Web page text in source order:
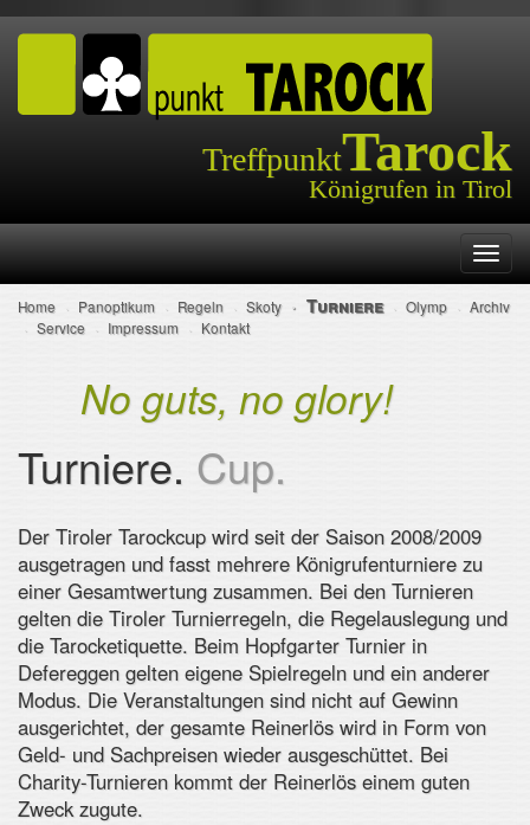
TreffpunktTarock
Königrufen in Tirol
ein-/
Home Panoptikum Regeln Skoty Turniere Olymp
Archiv
Service
Impressum Kontakt
No guts, no glory!
Turniere. Cup.
Der Tiroler Tarockcup wird seit der Saison 2008/2009
ausgetragen und fasst mehrere Königrufenturniere zu
einer Gesamtwertung zusammen. Bei den Turnieren
gelten die Tiroler Turnierregeln, die Regelauslegung und
die Tarocketiquette. Beim Hopfgarter Turnier in
Defereggen gelten eigene Spielregeln und ein anderer
Modus. Die Veranstaltungen sind nicht auf Gewinn
ausgerichtet, der gesamte Reinerlös wird in Form von
Geld- und Sachpreisen wieder ausgeschüttet. Bei
Charity-Turnieren kommt der Reinerlös einem guten
Zweck zugute.